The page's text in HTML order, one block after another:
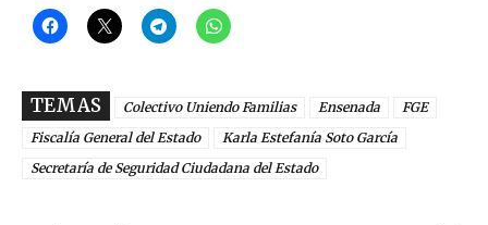
TEMAS Colectivo Uniendo Familias Ensenada
FGE
Fiscalía General del Estado
Karla Estefanía Soto García
Secretaría de Seguridad Ciudadana del Estado